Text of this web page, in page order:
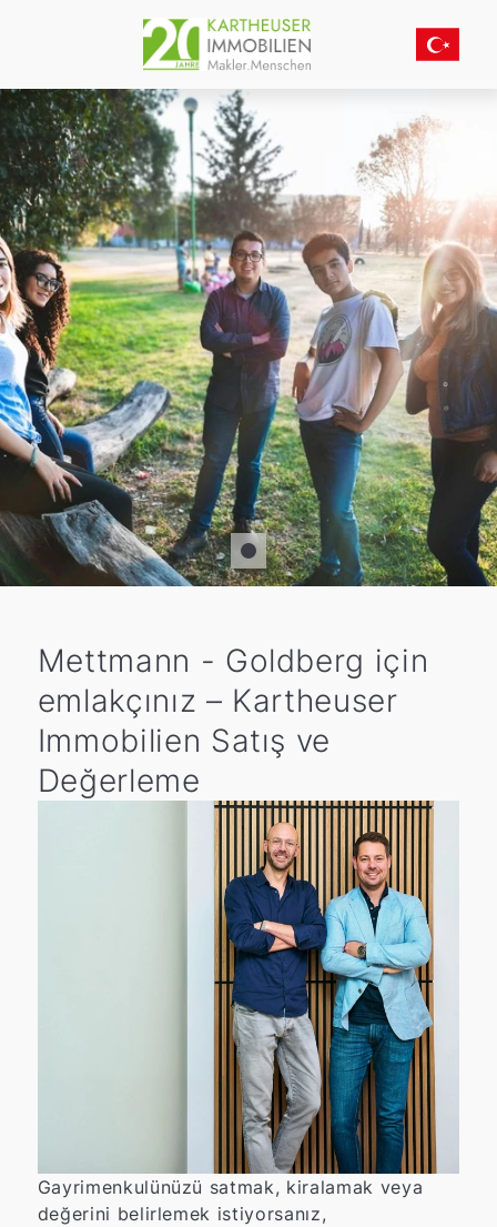
Mettmann - Goldberg için
emlakçınız – Kartheuser
Immobilien Satış ve
Değerleme
Gayrimenkulünüzü satmak, kiralamak veya
değerini belirlemek istiyorsanız,